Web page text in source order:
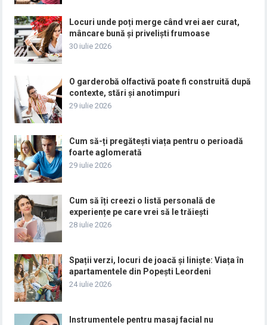
Locuri unde poți merge când vrei aer curat,
mâncare bună și priveliști frumoase
30 iulie 2026
O garderobă olfactivă poate fi construită după
contexte, stări și anotimpuri
29 iulie 2026
Cum să-ți pregătești viața pentru o perioadă
foarte aglomerată
29 iulie 2026
Cum să îți creezi o listă personală de
experiențe pe care vrei să le trăiești
28 iulie 2026
Spații verzi, locuri de joacă și liniște: Viața în
apartamentele din Popești Leordeni
24 iulie 2026
Instrumentele pentru masaj facial nu